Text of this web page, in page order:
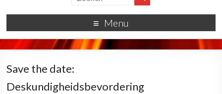
Menu
Save the date:
Deskundigheidsbevordering